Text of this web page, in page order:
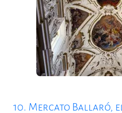
10. Mercato Ballaró,